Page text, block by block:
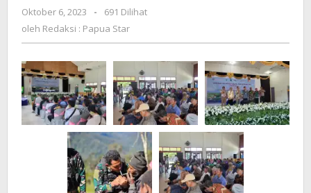
Usaha
Tani
Berkualitas
Oktober 6, 2023
oleh
Redaksi
:
Star
-
691 Dilihat
oleh Redaksi : Papua Star